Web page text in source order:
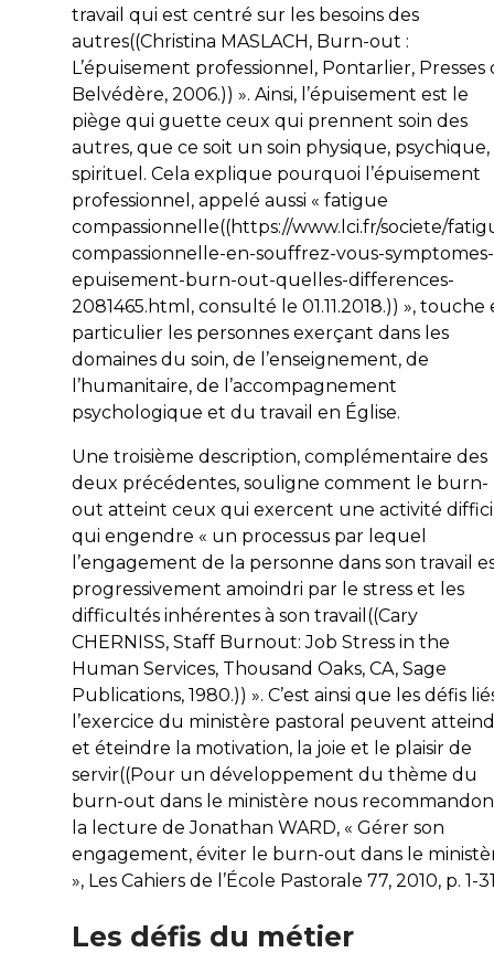
travail qui est centré sur les besoins des
autres((Christina MASLACH, Burn-out :
L’épuisement professionnel , Pontarlier, Presses
Belvédère, 2006.)) ». Ainsi, l’épuisement est le
piège qui guette ceux qui prennent soin des
autres, que ce soit un soin physique,
spirituel. Cela explique pourquoi l’épuisement
professionnel, appelé aussi « fatigue
compassionnelle((https://www.lci.fr/societe/
compassionnelle-en-souffrez-vous-symptomes-
epuisement-burn-out-quelles-differences-
2081465.html, consulté le 01.11.2018.)) », touche
particulier les personnes exerçant dans les
domaines du soin, de l’enseignement, de
l’humanitaire, de l’accompagnement
psychologique et du travail en Église.
Une troisième description, complémentaire des
deux précédentes, souligne comment le burn-
out atteint ceux qui exercent une activité
qui engendre « un processus par lequel
l’engagement de la personne dans son travail
progressivement amoindri par le stress et les
difficultés inhérentes à son travail((Cary
CHERNISS, Staff Burnout: Job Stress in the
Human Services, Thousand Oaks, CA, Sage
Publications, 1980.)) ». C’est ainsi que les défis
l’exercice du ministère pastoral peuvent
et éteindre la motivation, la joie et le plaisir de
servir((Pour un développement du thème du
burn-out dans le ministère nous
la lecture de Jonathan WARD, « Gérer son
engagement, éviter le burn-out dans le
», Les Cahiers de l’École Pastorale 77, 2010, p. 1-
Les défis du métier